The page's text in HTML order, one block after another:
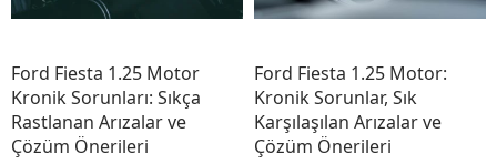
Ford Fiesta 1.25 Motor
Kronik Sorunları: Sıkça
Rastlanan Arızalar ve
Çözüm Önerileri
Ford Fiesta 1.25 Motor:
Kronik Sorunlar, Sık
Karşılaşılan Arızalar ve
Çözüm Önerileri